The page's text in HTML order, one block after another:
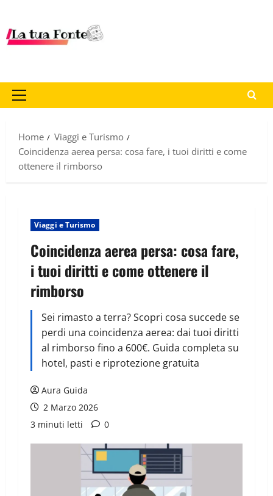
Home
Viaggi e Turismo
Coincidenza aerea persa: cosa fare, i tuoi diritti e come
ottenere il rimborso
Viaggi e Turismo
Coincidenza aerea persa: cosa fare,
i tuoi diritti e come ottenere il
rimborso
Sei rimasto a terra? Scopri cosa succede se
perdi una coincidenza aerea: dai tuoi diritti
al rimborso fino a 600€. Guida completa su
hotel, pasti e riprotezione gratuita
Aura Guida
2 Marzo 2026
3 minuti letti
0